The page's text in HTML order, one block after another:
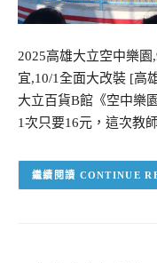
2025高雄大立空中樂
宜,10/1全面大改裝 [高
大立百貨B館《空中樂
1次只要16元，這次教
CONTINUE